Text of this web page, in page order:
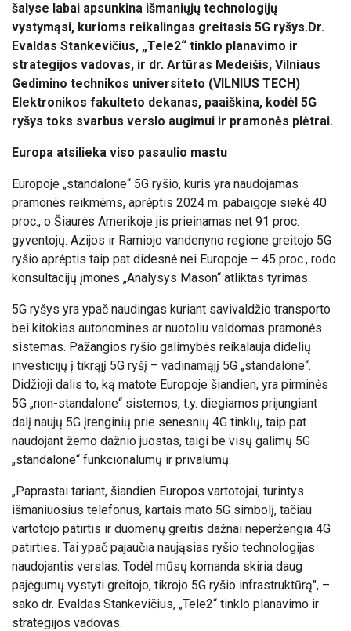
šalyse labai apsunkina išmaniųjų technologijų
vystymąsi, kurioms reikalingas greitasis 5G ryšys.Dr.
Evaldas Stankevičius, „Tele2“ tinklo planavimo ir
strategijos vadovas, ir dr. Artūras Medeišis, Vilniaus
Gedimino technikos universiteto (VILNIUS TECH)
Elektronikos fakulteto dekanas, paaiškina, kodėl 5G
ryšys toks svarbus verslo augimui ir pramonės plėtrai.
Europa atsilieka viso pasaulio mastu
Europoje „standalone“ 5G ryšio, kuris yra naudojamas
pramonės reikmėms, aprėptis 2024 m. pabaigoje siekė 40
proc., o Šiaurės Amerikoje jis prieinamas net 91 proc.
gyventojų. Azijos ir Ramiojo vandenyno regione greitojo 5G
ryšio aprėptis taip pat didesnė nei Europoje – 45 proc., rodo
konsultacijų įmonės „Analysys Mason“ atliktas tyrimas.
5G ryšys yra ypač naudingas kuriant savivaldžio transporto
bei kitokias autonomines ar nuotoliu valdomas pramonės
sistemas. Pažangios ryšio galimybės reikalauja didelių
investicijų į tikrąjį 5G ryšį – vadinamąjį 5G „standalone“.
Didžioji dalis to, ką matote Europoje šiandien, yra pirminės
5G „non-standalone“ sistemos, t.y. diegiamos prijungiant
dalį naujų 5G įrenginių prie senesnių 4G tinklų, taip pat
naudojant žemo dažnio juostas, taigi be visų galimų 5G
„standalone“ funkcionalumų ir privalumų.
„Paprastai tariant, šiandien Europos vartotojai, turintys
išmaniuosius telefonus, kartais mato 5G simbolį, tačiau
vartotojo patirtis ir duomenų greitis dažnai neperžengia 4G
patirties. Tai ypač pajaučia naująsias ryšio technologijas
naudojantis verslas. Todėl mūsų komanda skiria daug
pajėgumų vystyti greitojo, tikrojo 5G ryšio infrastruktūrą", –
sako dr. Evaldas Stankevičius, „Tele2“ tinklo planavimo ir
strategijos vadovas.